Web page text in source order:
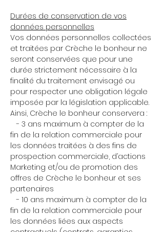
Durées de conservation de vos
données personnelles
Vos données personnelles collectées
et traitées par Crèche le bonheur ne
seront conservées que pour une
durée strictement nécessaire à la
finalité du traitement envisagé ou
pour respecter une obligation légale
imposée par la législation applicable.
Ainsi, Crèche le bonheur conservera :
- 3 ans maximum à compter de la
fin de la relation commerciale pour
les données traitées à des fins de
prospection commerciale, d’actions
Marketing et/ou de promotion des
offres de Crèche le bonheur et ses
partenaires
- 10 ans maximum à compter de la
fin de la relation commerciale pour
les données liées aux aspects